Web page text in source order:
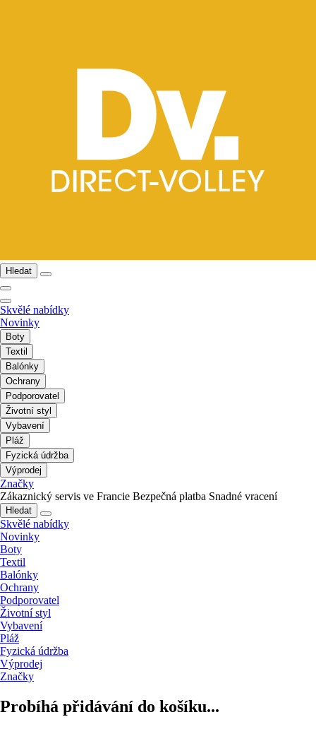
Hledat
Skvělé nabídky
Novinky
Boty
Textil
Balónky
Ochrany
Podporovatel
Životní styl
Vybavení
Pláž
Fyzická údržba
Výprodej
Značky
Zákaznický servis ve Francie Bezpečná platba Snadné vracení
Hledat
Skvělé nabídky
Novinky
Boty
Textil
Balónky
Ochrany
Podporovatel
Životní styl
Vybavení
Pláž
Fyzická údržba
Výprodej
Značky
Probíhá přidávání do košíku...